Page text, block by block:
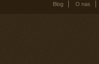
Blog O nas